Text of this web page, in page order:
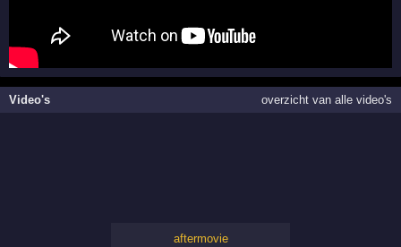
Video's overzicht van alle video's
aftermovie